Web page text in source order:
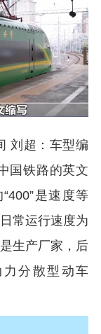
刘超：车型编
国铁路的英文
是速度等
常运行速度为
生产厂家，后
力分散型动车